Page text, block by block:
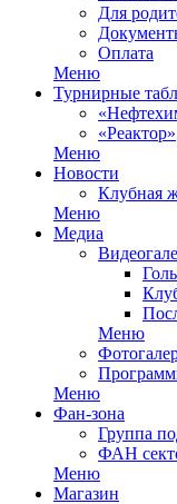
Для
Оплата
Меню
Турнирные
«Реактор»
Меню
Новости
Клубная
Меню
Медиа
Меню
Меню
Фан-зона
Группа
ФАН
Меню
Магазин